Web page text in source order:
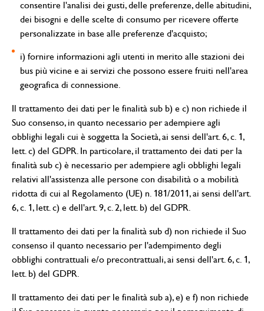
consentire l'analisi dei gusti, delle preferenze, delle abitudini,
dei bisogni e delle scelte di consumo per ricevere offerte
personalizzate in base alle preferenze d'acquisto;
i) fornire informazioni agli utenti in merito alle stazioni dei
bus più vicine e ai servizi che possono essere fruiti nell'area
geografica di connessione.
Il trattamento dei dati per le finalità sub b) e c) non richiede il
Suo consenso, in quanto necessario per adempiere agli
obblighi legali cui è soggetta la Società, ai sensi dell'art. 6, c. 1,
lett. c) del GDPR. In particolare, il trattamento dei dati per la
finalità sub c) è necessario per adempiere agli obblighi legali
relativi all'assistenza alle persone con disabilità o a mobilità
ridotta di cui al Regolamento (UE) n. 181/2011, ai sensi dell'art.
6, c. 1, lett. c) e dell'art. 9, c. 2, lett. b) del GDPR.
Il trattamento dei dati per la finalità sub d) non richiede il Suo
consenso il quanto necessario per l'adempimento degli
obblighi contrattuali e/o precontrattuali, ai sensi dell'art. 6, c. 1,
lett. b) del GDPR.
Il trattamento dei dati per le finalità sub a), e) e f) non richiede